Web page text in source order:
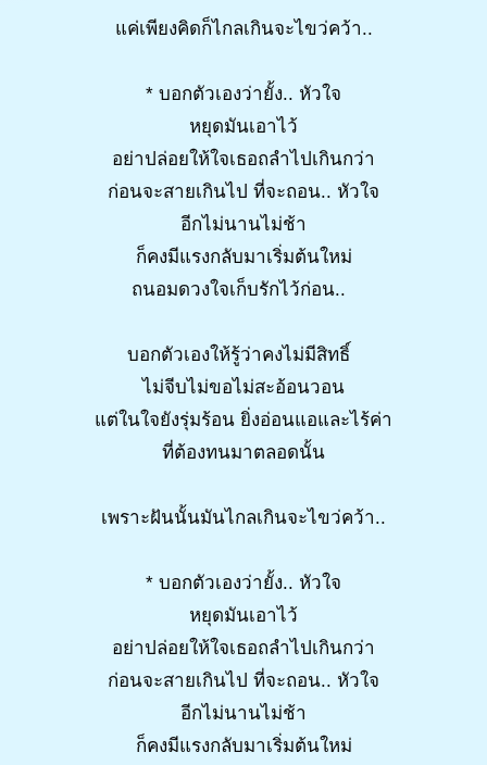
แค่เพียงคิดก็ไกลเกินจะไขว่คว้า..
* บอกตัวเองว่ายั้ง.. หัวใจ
หยุดมันเอาไว้
อย่าปล่อยให้ใจเธอถลำไปเกินกว่า
ก่อนจะสายเกินไป ที่จะถอน.. หัวใจ
อีกไม่นานไม่ช้า
ก็คงมีแรงกลับมาเริ่มต้นใหม่
ถนอมดวงใจเก็บรักไว้ก่อน..
บอกตัวเองให้รู้ว่าคงไม่มีสิทธิ์
ไม่จีบไม่ขอไม่สะอ้อนวอน
แต่ในใจยังรุ่มร้อน ยิ่งอ่อนแอและไร้ค่า
ที่ต้องทนมาตลอดนั้น
เพราะฝันนั้นมันไกลเกินจะไขว่คว้า..
* บอกตัวเองว่ายั้ง.. หัวใจ
หยุดมันเอาไว้
อย่าปล่อยให้ใจเธอถลำไปเกินกว่า
ก่อนจะสายเกินไป ที่จะถอน.. หัวใจ
อีกไม่นานไม่ช้า
ก็คงมีแรงกลับมาเริ่มต้นใหม่